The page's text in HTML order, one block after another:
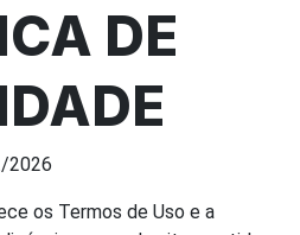
DE
2026
os Termos de Uso e a